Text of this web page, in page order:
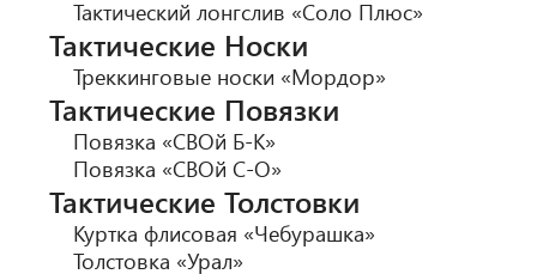
Тактический лонгслив «Соло Плюс»
Тактические Носки
Треккинговые носки «Мордор»
Тактические Повязки
Повязка «СВОй Б-К»
Повязка «СВОй С-О»
Тактические Толстовки
Куртка флисовая «Чебурашка»
Толстовка «Урал»